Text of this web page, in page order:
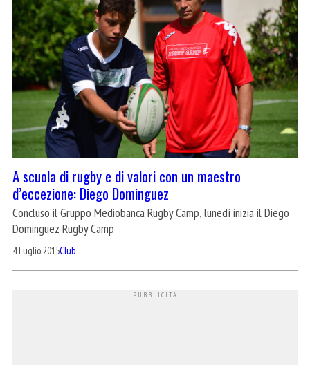
A scuola di rugby e di valori con un maestro
d’eccezione: Diego Dominguez
Concluso il Gruppo Mediobanca Rugby Camp, lunedì inizia il Diego
Dominguez Rugby Camp
4 Luglio 2015Club